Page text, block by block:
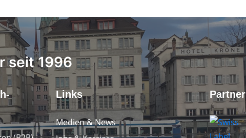
seit 1996
Links
Medien & News
Partner